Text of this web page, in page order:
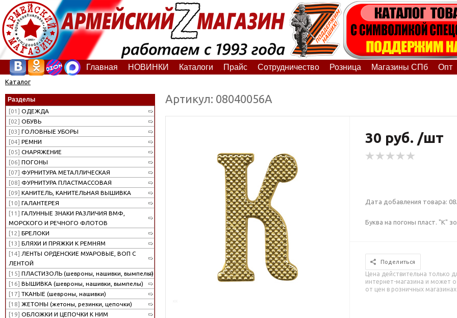
Главная НОВИНКИ Каталоги Прайс Сотрудничество Розница Магазины СПб Опт
Каталог
Разделы
[01] ОДЕЖДА
[02] ОБУВЬ
[03] ГОЛОВНЫЕ УБОРЫ
[04] РЕМНИ
[05] СНАРЯЖЕНИЕ
[06] ПОГОНЫ
[07] ФУРНИТУРА МЕТАЛЛИЧЕСКАЯ
[08] ФУРНИТУРА ПЛАСТМАССОВАЯ
[09] КАНИТЕЛЬ, КАНИТЕЛЬНАЯ ВЫШИВКА
[10] ГАЛАНТЕРЕЯ
[11] ГАЛУННЫЕ ЗНАКИ РАЗЛИЧИЯ ВМФ,
МОРСКОГО И РЕЧНОГО ФЛОТОВ
[12] БРЕЛОКИ
[13] БЛЯХИ И ПРЯЖКИ К РЕМНЯМ
[14] ЛЕНТЫ ОРДЕНСКИЕ МУАРОВЫЕ, ВОП С
ЛЕНТОЙ
[15] ПЛАСТИЗОЛЬ (шевроны, нашивки, вымпелы)
[16] ВЫШИВКА (шевроны, нашивки, вымпелы)
[17] ТКАНЫЕ (шевроны, нашивки)
[18] ЖЕТОНЫ (жетоны, резинки, цепочки)
[19] ОБЛОЖКИ И ЦЕПОЧКИ К НИМ
Артикул: 08040056А
30 руб. /шт
Дата добавления товара:
Буква на погоны пласт. "К"
Поделиться
Цена действительна только
интернет-магазина и может
от цен в розничных магазинах